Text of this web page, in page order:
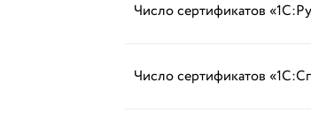
Число сертификатов
Число сертификатов